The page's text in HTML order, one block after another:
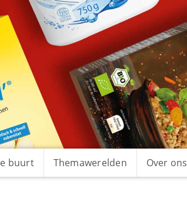
buurt Themawerelden Over ons